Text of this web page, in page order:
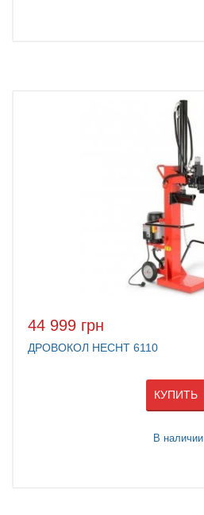
44 999 грн
ДРОВОКОЛ HECHT 6110
КУПИТЬ
В наличии